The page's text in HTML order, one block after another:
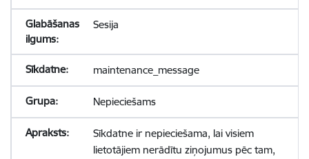
Sesija
maintenance_message
Nepieciešams
Sīkdatne ir nepieciešama, lai visiem
lietotājiem nerādītu ziņojumus pēc tam,